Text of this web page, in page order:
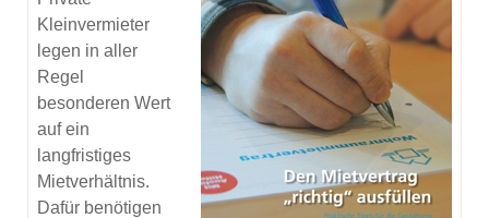
Kleinvermieter
legen in aller
Regel
besonderen Wert
auf ein
langfristiges
Mietverhältnis.
Dafür benötigen